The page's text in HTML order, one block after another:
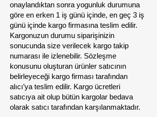
onaylandıktan sonra yogunluk durumuna
göre en erken 1 iş günü içinde, en geç 3 iş
günü içinde kargo firmasına teslim edilir.
Kargonuzun durumu siparişinizin
sonucunda size verilecek kargo takip
numarası ile izlenebilir. Sözleşme
konusunu oluşturan ürünler satıcının
belirleyeceği kargo firması tarafından
alıcı’ya teslim edilir. Kargo ücretleri
satıcıya ait olup bütün kargolar bedava
olarak satıcı tarafından karşılanmaktadır.